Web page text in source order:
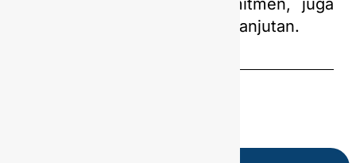
selain sebagai bentuk komitmen, juga
sebagai praktik bisnis berkelanjutan.